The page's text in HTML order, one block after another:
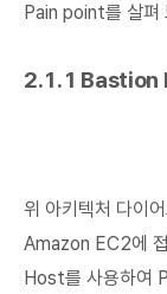
Pain point를 살펴
2.1.1 Bastion
위 아키텍처 다이
Amazon EC2에
Host를 사용하여